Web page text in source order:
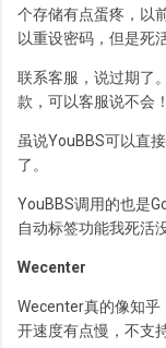
个存储有点蛋疼，以
以重设密码，但是死
联系客服，说过期了
款，可以客服说不会
虽说YouBBS可以直
了。
YouBBS调用的也是
自动标签功能我死活
Wecenter
Wecenter真的像知乎
开速度有点慢，不支